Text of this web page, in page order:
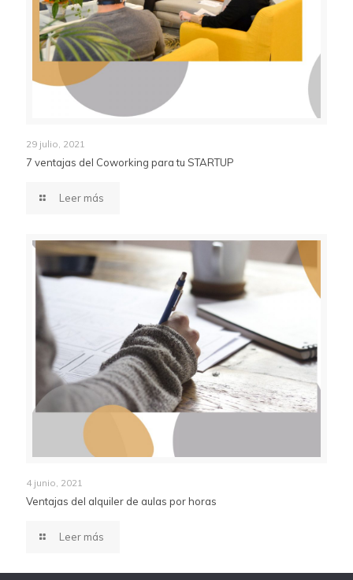
29 julio, 2021
7 ventajas del Coworking para tu STARTUP
Leer más
4 junio, 2021
Ventajas del alquiler de aulas por horas
Leer más